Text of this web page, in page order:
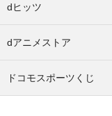
dヒッツ
dアニメストア
ドコモスポーツくじ